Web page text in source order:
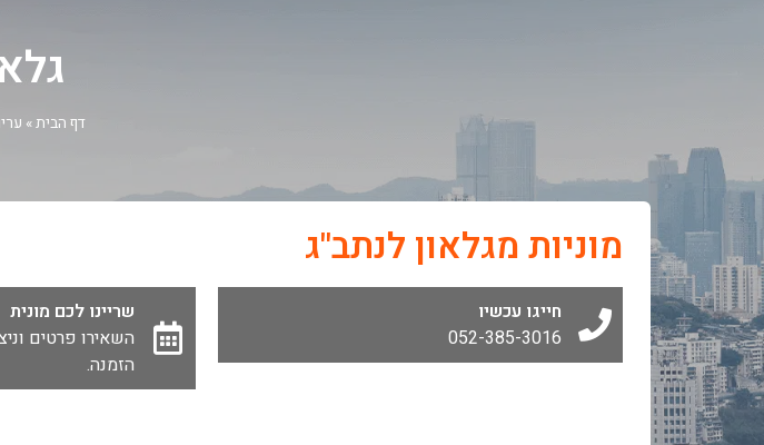
דף הבית»
מוניות מגלאון לנתב"ג
חייגו עכשיו
052-385-3016
שריינו לכם מונית
השאירו פרטים
הזמנה.